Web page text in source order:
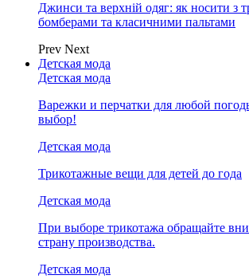
Джинси та верхній одяг: як носити з
бомберами та класичними пальтами
Prev Next
Детская мода
Детская мода
Варежки и перчатки для любой
выбор!
Детская мода
Трикотажные вещи для детей до года
Детская мода
При выборе трикотажа обращайте
страну производства.
Детская мода